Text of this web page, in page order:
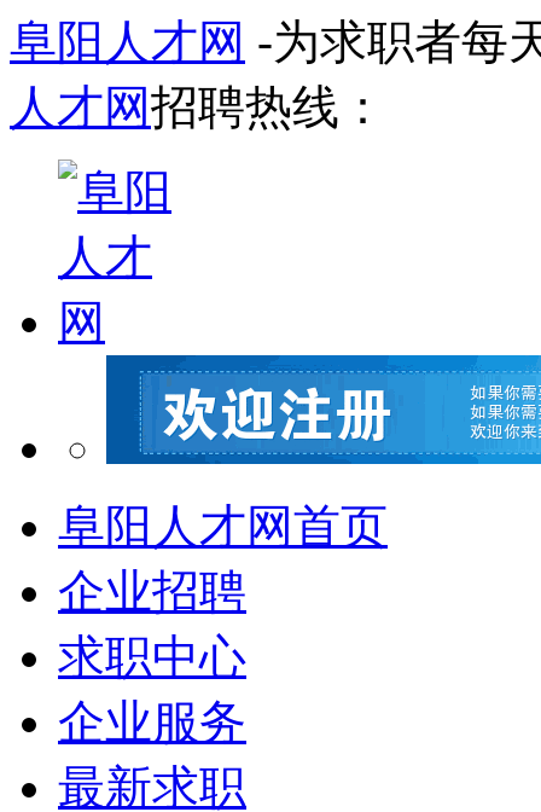
阜阳人才网 -为求职者每
人才网招聘热线：
阜阳人才网首页
企业招聘
求职中心
企业服务
最新求职